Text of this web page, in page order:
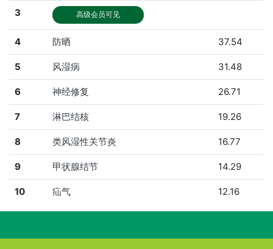
3 高级会员可见
4 防晒 37.54
5 风湿病 31.48
6 神经修复 26.71
7 淋巴结核 19.26
8 类风湿性关节炎 16.77
9 甲状腺结节 14.29
10 疝气 12.16